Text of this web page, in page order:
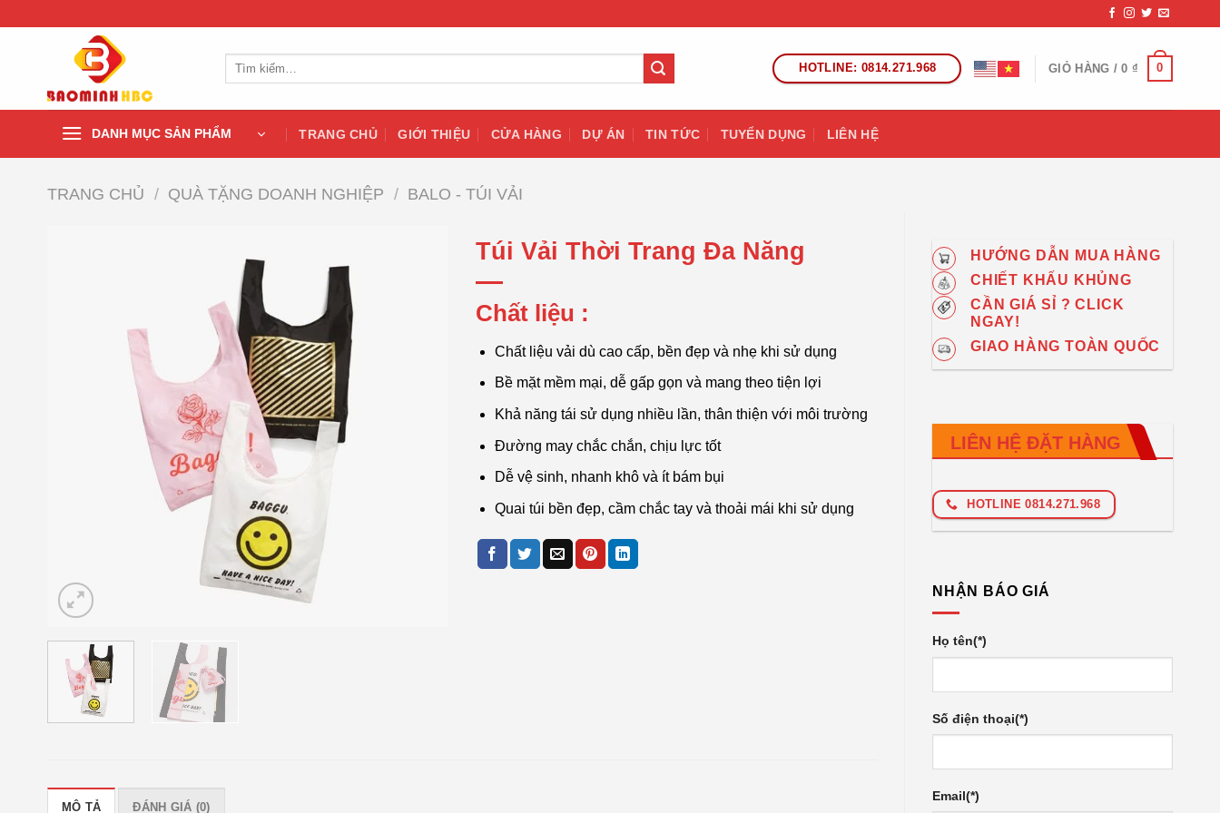
Tìm
HOTLINE: 0814.271.968 GIỎ HÀNG /0 ₫ 0
DANH MỤC SẢN PHẨM TRANG CHỦ GIỚI THIỆU CỬA HÀNG DỰ ÁN TIN TỨC TUYỂN DỤNG LIÊN HỆ
TRANG CHỦ / QUÀ TẶNG DOANH NGHIỆP / BALO - TÚI VẢI
HƯỚNG DẪN MUA HÀNG
CHIẾT KHẤU KHỦNG
CẦN GIÁ SỈ ? CLICK
NGAY!
GIAO HÀNG TOÀN QUỐC
LIÊN HỆ ĐẶT HÀNG
HOTLINE 0814.271.968
NHẬN BÁO GIÁ
Họ tên(*)
Số điện thoại(*)
Email(*)
Túi Vải Thời Trang Đa Năng
Chất liệu :
Chất liệu vải dù cao cấp, bền đẹp và nhẹ khi sử dụng
Bề mặt mềm mại, dễ gấp gọn và mang theo tiện lợi
Khả năng tái sử dụng nhiều lần, thân thiện với môi trường
Đường may chắc chắn, chịu lực tốt
Dễ vệ sinh, nhanh khô và ít bám bụi
Quai túi bền đẹp, cầm chắc tay và thoải mái khi sử dụng
MÔ TẢ ĐÁNH GIÁ (0)